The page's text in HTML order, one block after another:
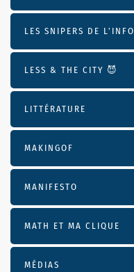
LES SNIPERS DE L’INFO
LESS & THE CITY 😈
LITTÉRATURE
MAKINGOF
MANIFESTO
MATH ET MA CLIQUE
MÉDIAS